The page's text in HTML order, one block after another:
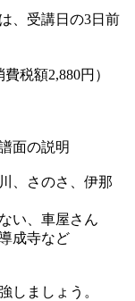
、受講日の3日前
税額2,880円）
面の説明
、さのさ、伊那
い、車屋さん
成寺など
しましょう。